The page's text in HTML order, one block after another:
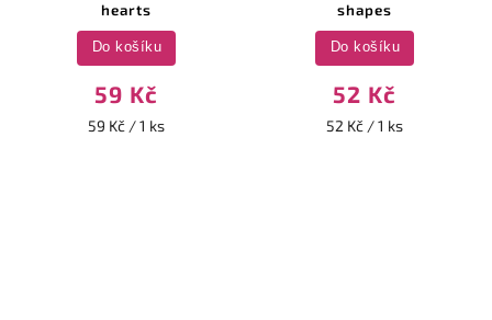
hearts
59 Kč
59 Kč / 1 ks
Do košíku
shapes
52 Kč
52 Kč / 1 ks
Do košíku